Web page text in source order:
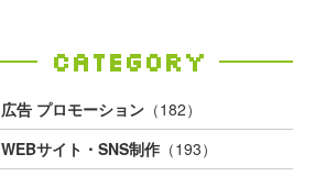
Category
広告 プロモーション （182）
WEBサイト・SNS制作 （193）